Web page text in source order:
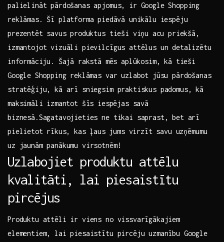
palielināt pārdošanas apjomus, ir Google Shopping
reklāmas.‌ Šī platforma ⁣piedāvā unikālu iespēju
prezentēt ‌savus⁢ produktus tieši viņu⁤ acu priekšā, ​
izmantojot ‌vizuāli pievilcīgus ‌attēlus un detalizētu
⁤informāciju. Šajā rakstā ⁢mēs‍ aplūkosim, kā tieši
Google ⁢Shopping reklāmas var uzlabot​ jūsu‍ pārdošanas
stratēģiju, kā arī sniegsim praktiskus padomus, kā‍
maksimāli⁣ izmantot šīs⁢ iespējas savā
biznesā.Sagatavojieties‍ ne‍ tikai saprast, bet arī
pielietot⁣ rīkus, kas⁤ ļaus⁤ jums ‍virzīt‌ savu uzņēmumu​
uz jaunām ​panākumu virsotnēm!
Uzlabojiet produktu attēlu
kvalitāti, lai piesaistītu
pircējus
Produktu attēli ir viens no vissvarīgākajiem
elementiem, lai piesaistītu pircēju ​uzmanību‌ Google⁣